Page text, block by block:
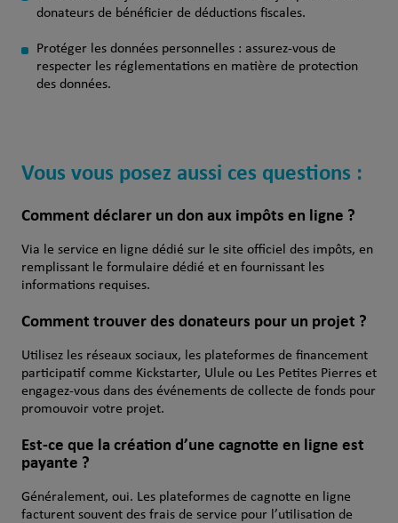
donateurs de bénéficier de déductions fiscales.
Protéger les données personnelles : assurez-vous de
respecter les réglementations en matière de protection
des données.
Vous vous posez aussi ces questions :
Comment déclarer un don aux impôts en ligne ?
Via le service en ligne dédié sur le site officiel des impôts, en
remplissant le formulaire dédié et en fournissant les
informations requises.
Comment trouver des donateurs pour un projet ?
Utilisez les réseaux sociaux, les plateformes de financement
participatif comme Kickstarter, Ulule ou Les Petites Pierres et
engagez-vous dans des événements de collecte de fonds pour
promouvoir votre projet.
Est-ce que la création d’une cagnotte en ligne est
payante ?
Généralement, oui. Les plateformes de cagnotte en ligne
facturent souvent des frais de service pour l’utilisation de